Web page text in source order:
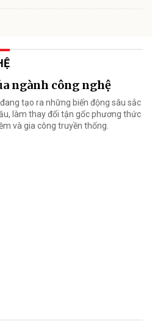
ngành công nghệ
tạo ra những biến động sâu sắc
làm thay đổi tận gốc phương thức
và gia công truyền thống.